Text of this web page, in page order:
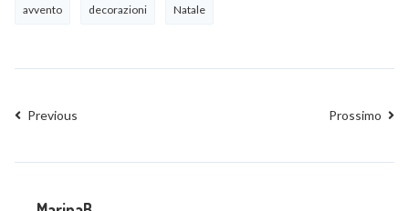
avvento decorazioni Natale
Previous Prossimo